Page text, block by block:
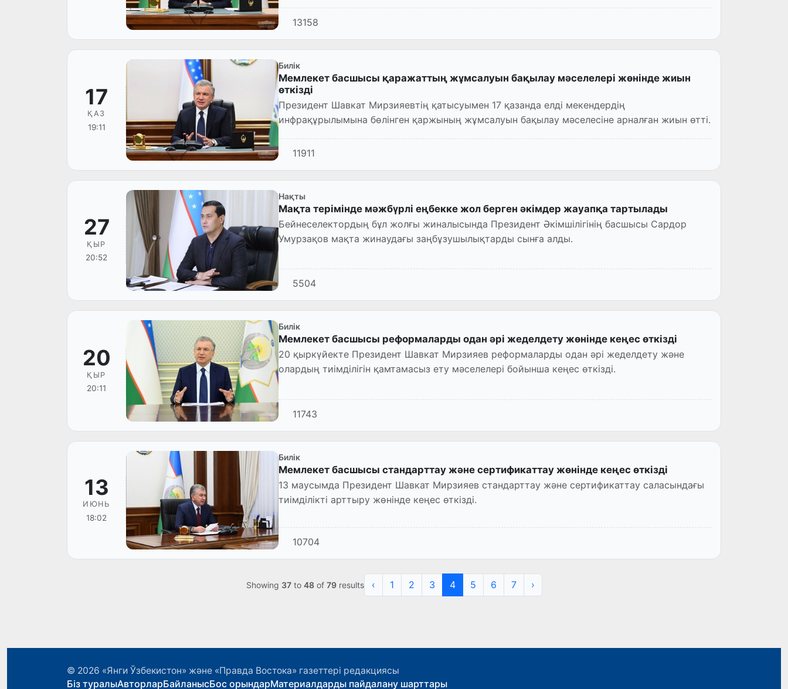
13158
17
ҚАЗ
19:11
Билік
Мемлекет басшысы қаражаттың жұмсалуын бақылау мәселелері жөнінде жиын
өткізді
Президент Шавкат Мирзияевтің қатысуымен 17 қазанда елді мекендердің
инфрақұрылымына бөлінген қаржының жұмсалуын бақылау мәселесіне арналған жиын өтті.
11911
27
ҚЫР
20:52
Нақты
Мақта терімінде мәжбүрлі еңбекке жол берген әкімдер жауапқа тартылады
Бейнеселектордың бұл жолғы жиналысында Президент Әкімшілігінің басшысы Сардор
Умурзақов мақта жинаудағы заңбұзушылықтарды сынға алды.
5504
20
ҚЫР
20:11
Билік
Мемлекет басшысы реформаларды одан әрі жеделдету жөнінде кеңес өткізді
20 қыркүйекте Президент Шавкат Мирзияев реформаларды одан әрі жеделдету және
олардың тиімділігін қамтамасыз ету мәселелері бойынша кеңес өткізді.
11743
13
ИЮНЬ
18:02
Билік
Мемлекет басшысы стандарттау және сертификаттау жөнінде кеңес өткізді
13 маусымда Президент Шавкат Мирзияев стандарттау және сертификаттау саласындағы
тиімділікті арттыру жөнінде кеңес өткізді.
10704
Showing 37to 48of 79results ‹ 1 2 3 4 5 6 7 ›
© 2026 «Янги Ўзбекистон» және «Правда Востока» газеттері редакциясы
Біз туралыАвторларБайланысБос орындарМатериалдарды пайдалану шарттары